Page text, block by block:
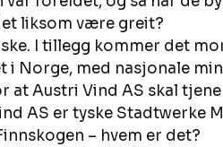
liksom være greit?
I tillegg kommer det
i Norge, med nasjonale
at Austri Vind AS skal
AS er tyske Stadtwerke
– hvem er det?